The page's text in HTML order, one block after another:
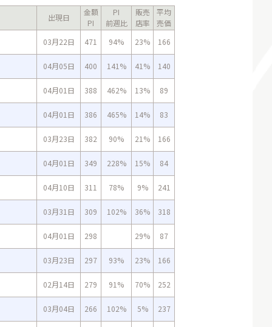
出現日
金額
PI
PI
前週比
販売
店率
平均
売価
03月22日
471 94% 23% 166
04月05日 400 141% 41% 140
04月01日 388 462% 13% 89
04月01日 386 465% 14% 83
03月23日 382 90% 21% 166
04月01日 349 228% 15% 84
04月10日 311 78% 9% 241
03月31日 309 102% 36% 318
04月01日 298 29% 87
03月23日 297 93% 23% 166
02月14日 279 91% 70% 252
03月04日 266 102% 5% 237